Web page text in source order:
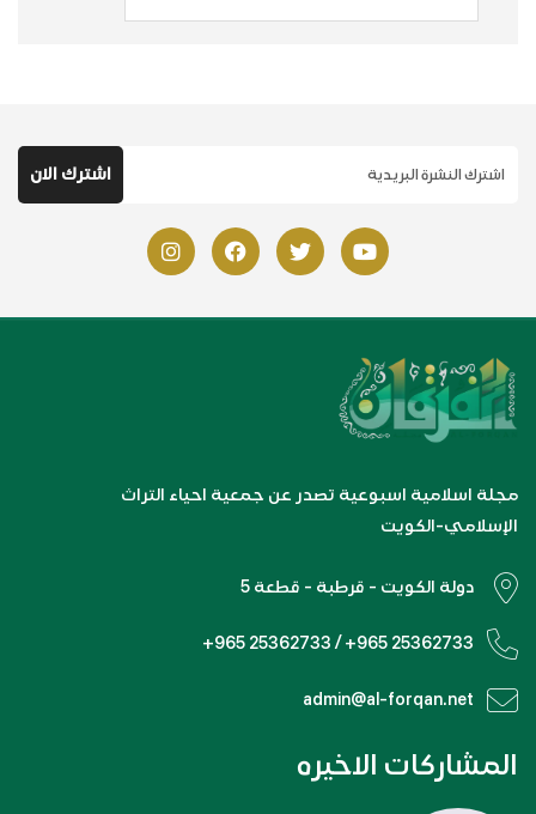
مجلة اسلامية اسبوعية تصدر عن جمعية احياء التراث
الإسلامي-الكويت
دولة الكويت - قرطبة - قطعة 5
+965 25362733 / +965 25362733
admin@al-forqan.net
المشاركات الاخيره